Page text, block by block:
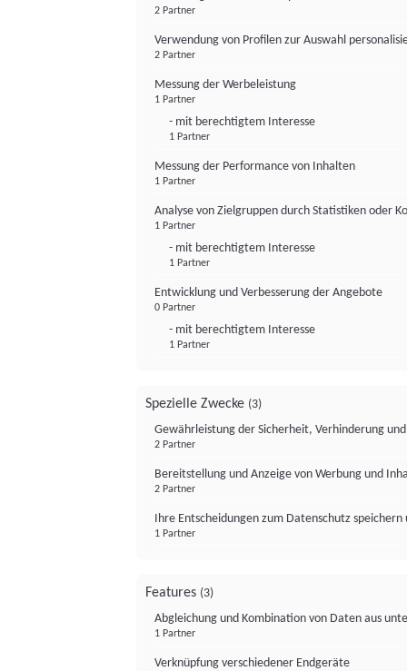
2 Partner
Verwendung von Profilen zur Auswahl
2 Partner
Messung der Werbeleistung
1 Partner
- mit berechtigtem Interesse
1 Partner
Messung der Performance von Inhalten
1 Partner
Analyse von Zielgruppen durch Statistiken oder
1 Partner
- mit berechtigtem Interesse
1 Partner
Entwicklung und Verbesserung der Angebote
0 Partner
- mit berechtigtem Interesse
1 Partner
Spezielle Zwecke (3)
Gewährleistung der Sicherheit, Verhinderung
2 Partner
Bereitstellung und Anzeige von Werbung und
2 Partner
Ihre Entscheidungen zum Datenschutz
1 Partner
Features (3)
Abgleichung und Kombination von Daten aus
1 Partner
Verknüpfung verschiedener Endgeräte